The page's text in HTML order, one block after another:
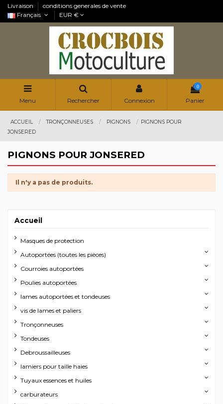
Livraison
conditions generales de vente
Français
EUR €
Menu Rechercher Connexion
0
Panier
ACCUEIL TRONÇONNEUSES PIGNONS
PIGNONS POUR
JONSERED
PIGNONS POUR JONSERED
Il n'y a pas de produits.
Accueil
Masques de protection
Autoportées (toutes les pièces)
Courroies autoportées
Poulies autoportées
lames autoportées et tondeuses
vis de lames et paliers
Tronçonneuses
Tondeuses
Debroussailleuses
lamiers pour taille haies
Tuyaux essences et huiles
carburateurs